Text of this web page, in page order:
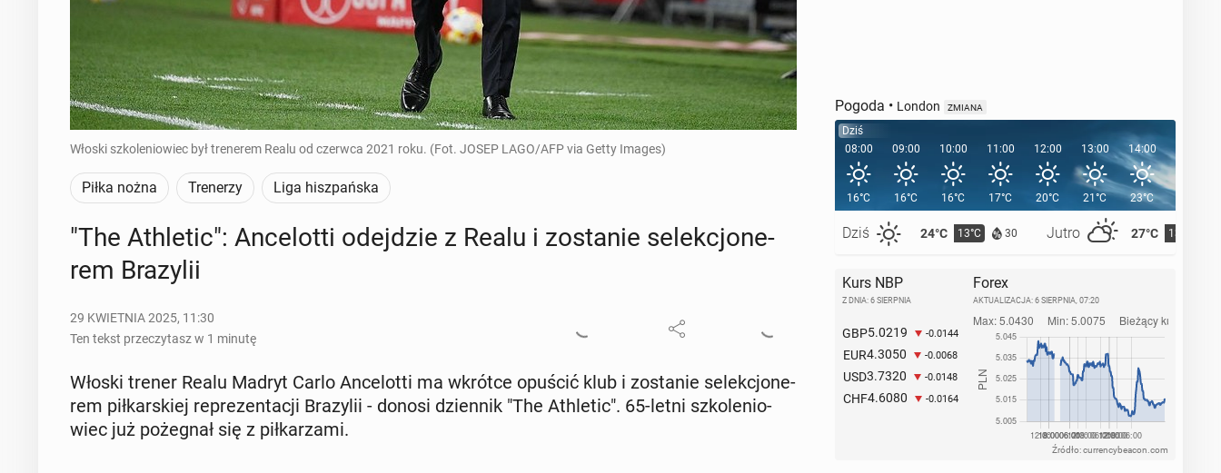
Włoski szkoleniowiec był trenerem Realu od czerwca 2021 roku. (Fot. JOSEP LAGO/AFP via Getty Images)
Piłka nożna Trenerzy Liga hiszpańska
"The Ath­le­tic": An­ce­lot­ti odej­dzie z Realu i zo­sta­nie se­lek­cjo­ne­
rem Bra­zy­lii
29 KWIETNIA 2025, 11:30
Ten tekst przeczytasz w 1 minutę
Włoski trener Realu Madryt Carlo An­ce­lot­ti ma wkrótce opuścić klub i zo­sta­nie se­lek­cjo­ne­
rem pił­kar­skiej re­pre­zen­ta­cji Bra­zy­lii - donosi dzien­nik "The Ath­le­tic". 65-letni szko­le­nio­
wiec już po­że­gnał się z pił­ka­rza­mi.
Pogoda • London ZMIANA
Dziś
08:00
16°C
Dziś 24°C 13°C 30 Jutro 27°C 13°C
09:00
16°C
10:00
16°C
11:00
17°C
12:00
20°C
13:00
21°C
14:00
23°C
15:00
Kurs NBP
Z DNIA: 6 SIERPNIA
GBP5.0219 -0.0144
EUR4.3050 -0.0068
USD3.7320 -0.0148
CHF4.6080 -0.0164
Forex
AKTUALIZACJA: 6 SIERPNIA, 07:20
Źródło: currencybeacon.com